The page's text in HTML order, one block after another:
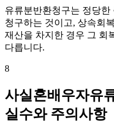
유류분반환청구는 정당한
청구하는 것이고, 상속회
재산을 차지한 경우 그 회
다릅니다.
8
사실혼배우자유
실수와 주의사항